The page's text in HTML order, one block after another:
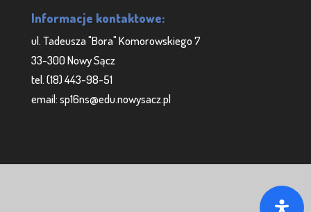
Informacje kontaktowe:
ul. Tadeusza "Bora" Komorowskiego 7
33-300 Nowy Sącz
tel. (18) 443-98-51
email: sp16ns@edu.nowysacz.pl